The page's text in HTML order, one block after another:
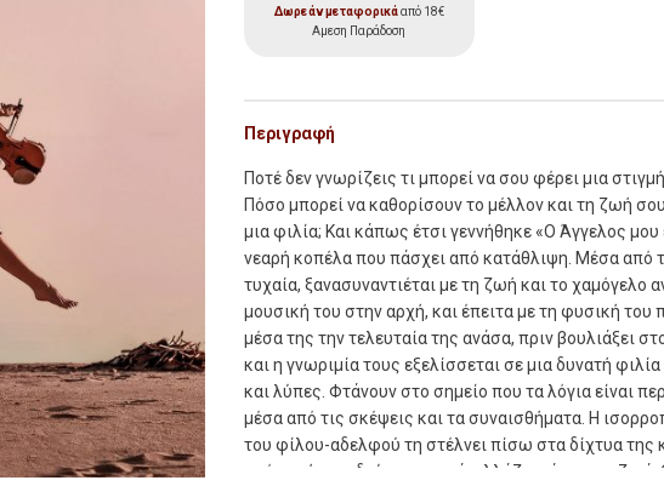
Δωρεάν μεταφορικάαπό 18€
Αμεση Παράδοση
Περιγραφή
Ποτέ δεν γνωρίζεις τι μπορεί να σου φέρει μια
Πόσο μπορεί να καθορίσουν το μέλλον και τη ζωή
μια φιλία; Και κάπως έτσι γεννήθηκε «Ο Άγγελος μου
νεαρή κοπέλα που πάσχει από κατάθλιψη. Μέσα από
τυχαία, ξανασυναντιέται με τη ζωή και το χαμόγελο
μουσική του στην αρχή, και έπειτα με τη φυσική
μέσα της την τελευταία της ανάσα, πριν βουλιάξει
και η γνωριμία τους εξελίσσεται σε μια δυνατή
και λύπες. Φτάνουν στο σημείο που τα λόγια είναι
μέσα από τις σκέψεις και τα συναισθήματα. Η
του φίλου-αδελφού τη στέλνει πίσω στα δίχτυα της
από αυτήν για δεύτερη φορά, αλλάζοντάς την